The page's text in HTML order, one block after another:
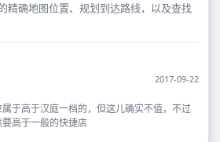
精确地图位置、规划到达路线，以及查找
2017-09-22
于高于汉庭一档的，但这儿确实不值，不过
高于一般的快捷店